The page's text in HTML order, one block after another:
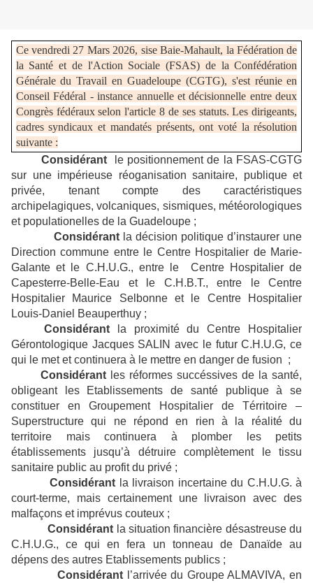
Ce vendredi 27 Mars 2026, sise Baie-Mahault, la Fédération de
la Santé et de l'Action Sociale (FSAS) de la Confédération
Générale du Travail en Guadeloupe (CGTG), s'est réunie en
Conseil Fédéral - instance annuelle et décisionnelle entre deux
Congrès fédéraux selon l'article 8 de ses statuts. Les dirigeants,
cadres syndicaux et mandatés présents, ont voté la résolution
suivante :
Considérant
le positionnement de la FSAS-CGTG
sur une impérieuse réoganisation sanitaire, publique et
privée, tenant compte des caractéristiques
archipelagiques, volcaniques, sismiques, météorologiques
et populationelles de la Guadeloupe ;
Considérantla décision politique d’instaurer une
Direction commune entre le Centre Hospitalier de Marie-
Galante et le C.H.U.G., entre le Centre Hospitalier de
Capesterre-Belle-Eau et le C.H.B.T., entre le Centre
Hospitalier Maurice Selbonne et le Centre Hospitalier
Louis-Daniel Beauperthuy ;
Considérant la proximité du Centre Hospitalier
Gérontologique Jacques SALIN avec le futur C.H.U.G, ce
qui le met et continuera à le mettre en danger de fusion ;
Considérant les réformes succéssives de la santé,
obligeant les Etablissements de santé publique à se
constituer en Groupement Hospitalier de Térritoire –
Superstructure qui ne répond en rien à la réalité du
territoire mais continuera à plomber les petits
établissements jusqu’à détruire complètement le tissu
sanitaire public au profit du privé ;
Considérant la livraison incertaine du C.H.U.G. à
court-terme, mais certainement une livraison avec des
malfaçons et imprévus couteux ;
Considérant la situation financière désastreuse du
C.H.U.G., ce qui en fera un tonneau de Danaïde au
dépens des autres Etablissements publics ;
Considérant l’arrivée du Groupe ALMAVIVA, en